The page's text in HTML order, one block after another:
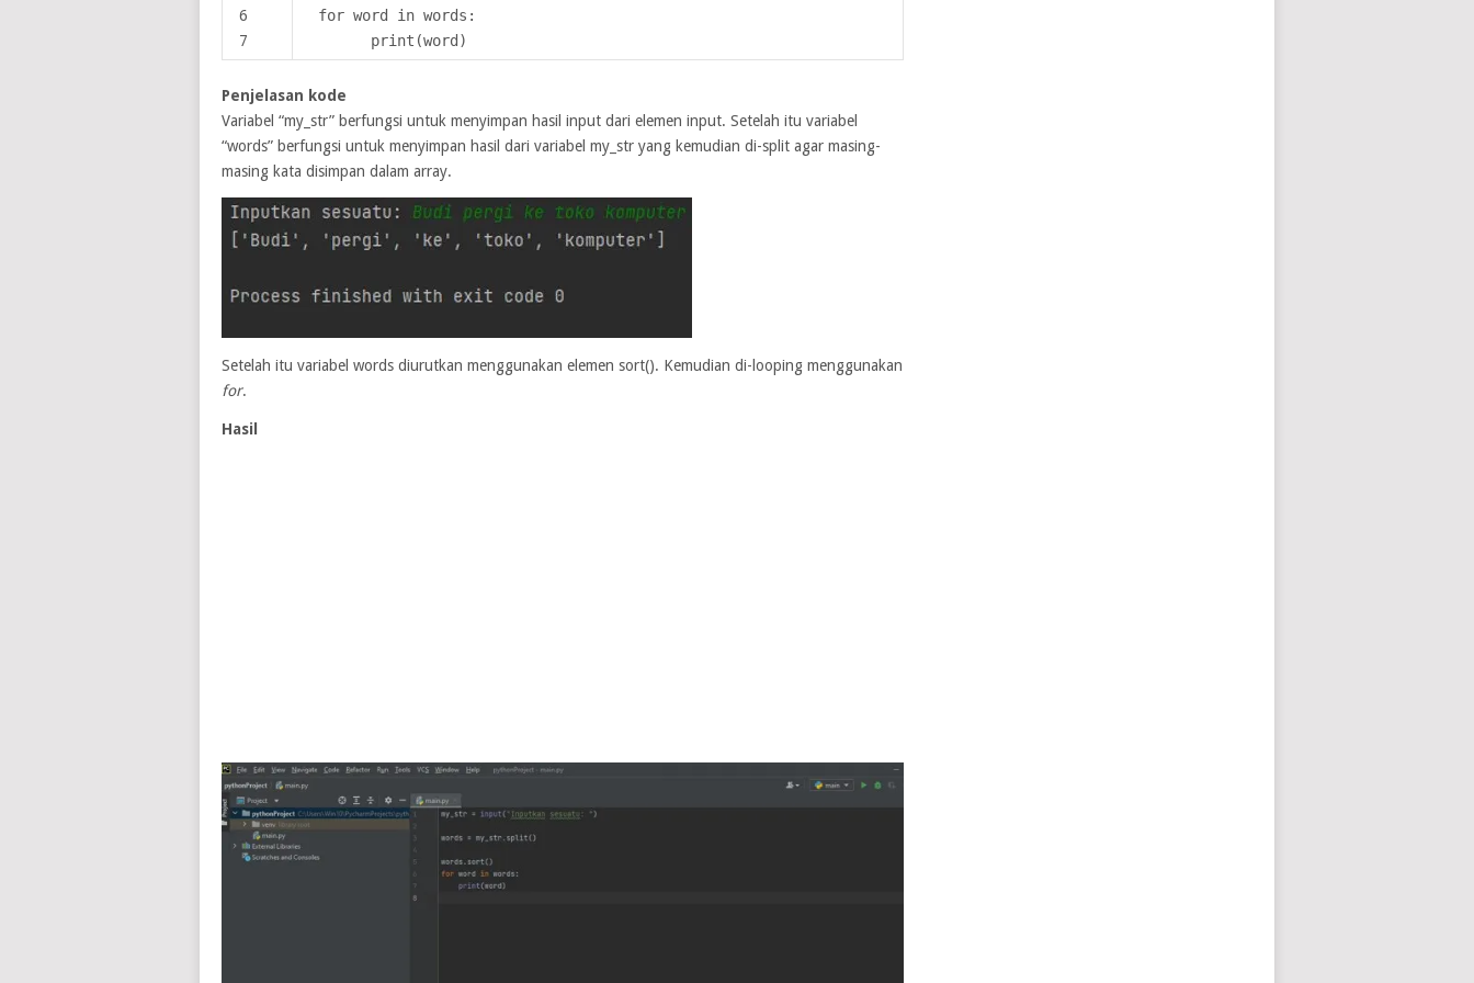
6
7
for word in words:
print(word)
Penjelasan kode
Variabel “my_str” berfungsi untuk menyimpan hasil input dari elemen input. Setelah itu variabel
“words” berfungsi untuk menyimpan hasil dari variabel my_str yang kemudian di-split agar masing-
masing kata disimpan dalam array.
Setelah itu variabel words diurutkan menggunakan elemen sort(). Kemudian di-looping menggunakan
for.
Hasil